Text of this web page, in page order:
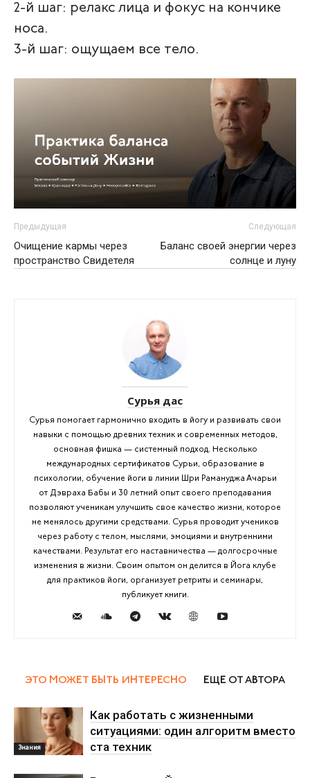
2‑й шаг: релакс лица и фокус на кончике
носа.
3‑й шаг: ощущаем все тело.
Предыдущая
Очищение кармы через
пространство Свидетеля
Следующая
Баланс своей энергии через
солнце и луну
Сурья дас
Сурья помогает гармонично входить в йогу и развивать свои
навыки с помощью древних техник и современных методов,
основная фишка — системный подход. Несколько
международных сертификатов Сурьи, образование в
психологии, обучение йоги в линии Шри Рамануджа Ачарьи
от Дэвраха Бабы и 30 летний опыт своего преподавания
позволяют ученикам улучшить свое качество жизни, которое
не менялось другими средствами. Сурья проводит учеников
через работу с телом, мыслями, эмоциями и внутренними
качествами. Результат его наставничества — долгосрочные
изменения в жизни. Своим опытом он делится в Йога клубе
для практиков йоги, организует ретриты и семинары,
публикует книги.
ЭТО МОЖЕТ БЫТЬ ИНТЕРЕСНО ЕЩЕ ОТ АВТОРА
Знания
Как работать с жизненными
ситуациями: один алгоритм вместо
ста техник